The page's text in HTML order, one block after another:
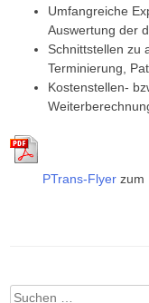
Umfangreiche
Auswertung der
Schnittstellen zu
Terminierung,
Kostenstellen-
PTrans-Flyer zum
Suchen